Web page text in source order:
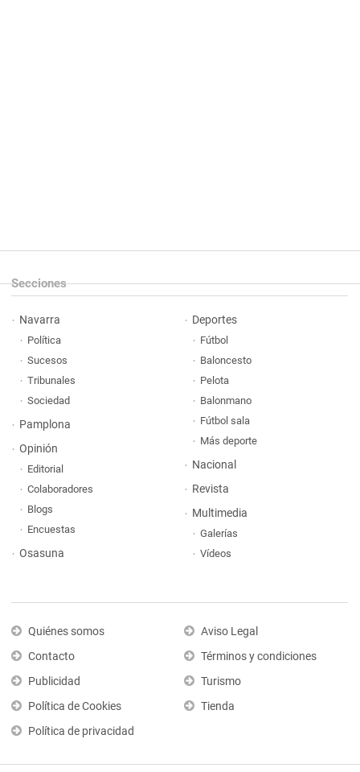
Secciones
Navarra
Política
Sucesos
Tribunales
Sociedad
Pamplona
Opinión
Editorial
Colaboradores
Blogs
Encuestas
Osasuna
Deportes
Fútbol
Baloncesto
Pelota
Balonmano
Fútbol sala
Más deporte
Nacional
Revista
Multimedia
Galerías
Vídeos
Quiénes somos
Contacto
Publicidad
Política de Cookies
Política de privacidad
Aviso Legal
Términos y condiciones
Turismo
Tienda